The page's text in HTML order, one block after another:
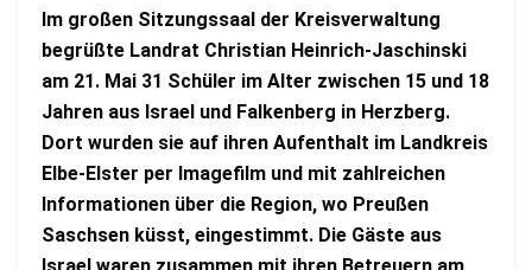
Im großen Sitzungssaal der Kreisverwaltung
begrüßte Landrat Christian Heinrich-Jaschinski
am 21. Mai 31 Schüler im Alter zwischen 15 und 18
Jahren aus Israel und Falkenberg in Herzberg.
Dort wurden sie auf ihren Aufenthalt im Landkreis
Elbe-Elster per Imagefilm und mit zahlreichen
Informationen über die Region, wo Preußen
Saschsen küsst, eingestimmt. Die Gäste aus